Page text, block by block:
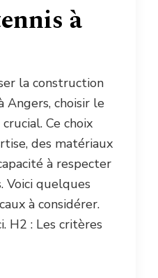
à
la construction
Angers, choisir le
Ce choix
des matériaux
à respecter
Voici quelques
à considérer.
H2 : Les critères